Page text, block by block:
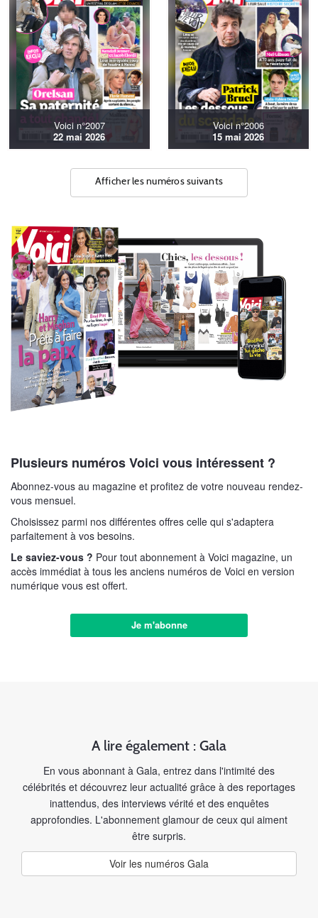
Voici n°2007
22 mai 2026
Voici n°2006
15 mai 2026
Afficher les numéros suivants
Plusieurs numéros Voici vous intéressent ?
Abonnez-vous au magazine et profitez de votre nouveau rendez-
vous mensuel.
Choisissez parmi nos différentes offres celle qui s'adaptera
parfaitement à vos besoins.
Le saviez-vous ? Pour tout abonnement à Voici magazine, un
accès immédiat à tous les anciens numéros de Voici en version
numérique vous est offert.
Je m'abonne
A lire également : Gala
En vous abonnant à Gala, entrez dans l'intimité des
célébrités et découvrez leur actualité grâce à des reportages
inattendus, des interviews vérité et des enquêtes
approfondies. L'abonnement glamour de ceux qui aiment
être surpris.
Voir les numéros Gala